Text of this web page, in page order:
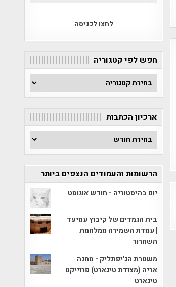
לחצו לכניסה
חפש לפי קטגוריה
חפש
לפי
קטגוריה
ארכיון הכתבות
ארכיון
הכתבות
הרשומות והעמודים הנצפים ביותר
יום בהיסטוריה - חודש אוגוסט
בית הגמדים של קיבוץ עמיעד
| עמדת השמירה ממלחמת
השחרור
משטרת הג'יפתליק - מחנה
אריה (מצודת טיגארט) פרוייקט
טיגארט